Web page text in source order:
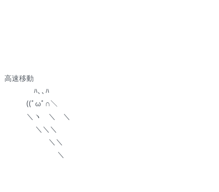
高速移動
ﾊ､､ﾊ
((ﾟωﾟ∩＼
＼ヽ ＼ ＼
＼＼＼
＼＼
＼